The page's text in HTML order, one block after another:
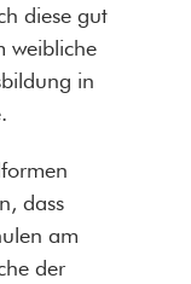
diese gut
weibliche
in
dass
am
der